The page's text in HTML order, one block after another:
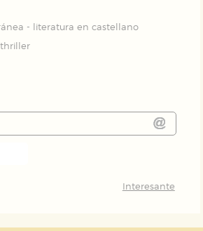
- literatura en castellano
thriller
Interesante